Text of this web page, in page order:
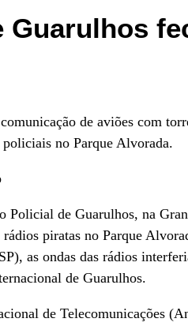
Guarulhos
de aviões com
policiais no Parque Alvorada.
Policial de Guarulhos, na
piratas no Parque
as ondas das rádios
de Guarulhos.
de Telecomunicações